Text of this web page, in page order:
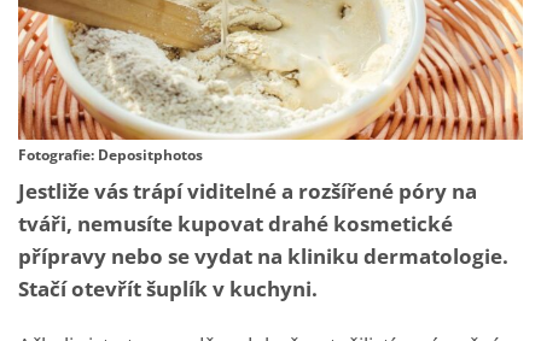
Fotografie: Depositphotos
Jestliže vás trápí viditelné a rozšířené póry na
tváři, nemusíte kupovat drahé kosmetické
přípravy nebo se vydat na kliniku dermatologie.
Stačí otevřít šuplík v kuchyni.